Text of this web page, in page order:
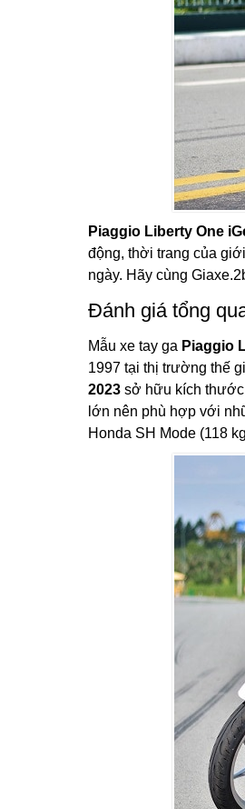
Piaggio Liberty One
động, thời trang của
ngày. Hãy cùng
Đánh giá tổng
Mẫu xe tay ga Piaggio
1997 tại thị trường thế
2023 sở hữu kích thước
lớn nên phù hợp với
Honda SH Mode (118